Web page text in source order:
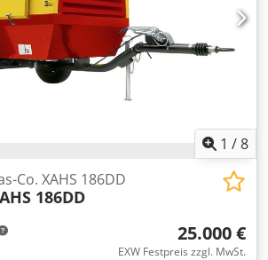
1 /8
Co. XAHS 186DD
186DD
25.000 €
EXW Festpreis zzgl. MwSt.